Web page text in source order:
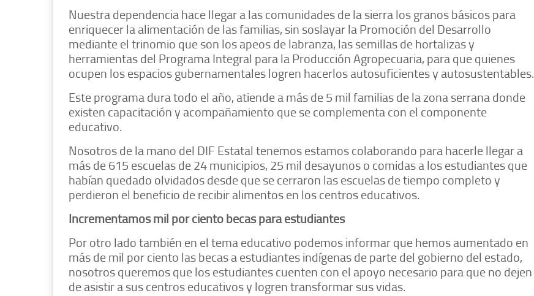
Nuestra dependencia hace llegar a las comunidades de la sierra los granos básicos para
enriquecer la alimentación de las familias, sin soslayar la Promoción del Desarrollo
mediante el trinomio que son los apeos de labranza, las semillas de hortalizas y
herramientas del Programa Integral para la Producción Agropecuaria, para que quienes
ocupen los espacios gubernamentales logren hacerlos autosuficientes y autosustentables.
Este programa dura todo el año, atiende a más de 5 mil familias de la zona serrana donde
existen capacitación y acompañamiento que se complementa con el componente
educativo.
Nosotros de la mano del DIF Estatal tenemos estamos colaborando para hacerle llegar a
más de 615 escuelas de 24 municipios, 25 mil desayunos o comidas a los estudiantes que
habían quedado olvidados desde que se cerraron las escuelas de tiempo completo y
perdieron el beneficio de recibir alimentos en los centros educativos.
Incrementamos mil por ciento becas para estudiantes
Por otro lado también en el tema educativo podemos informar que hemos aumentado en
más de mil por ciento las becas a estudiantes indígenas de parte del gobierno del estado,
nosotros queremos que los estudiantes cuenten con el apoyo necesario para que no dejen
de asistir a sus centros educativos y logren transformar sus vidas.